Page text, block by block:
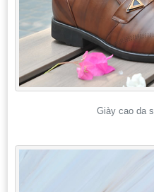
Giày cao da